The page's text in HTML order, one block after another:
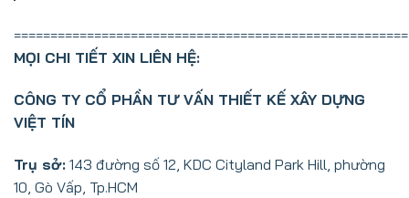
======================================================
MỌI CHI TIẾT XIN LIÊN HỆ:
CÔNG TY CỔ PHẦN TƯ VẤN THIẾT KẾ XÂY DỰNG
VIỆT TÍN
Trụ sở: 143 đường số 12, KDC Cityland Park Hill, phường
10, Gò Vấp, Tp.HCM